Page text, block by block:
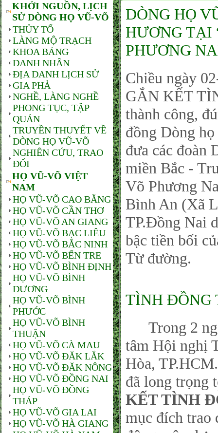
KHỞI NGUỒN, LỊCH
SỬ DÒNG HỌ VŨ-VÕ
THỦY TỔ
LÀNG MỘ TRẠCH
KHOA BẢNG
DANH NHÂN
ĐỊA DANH LỊCH SỬ
GIA PHẢ
NGHỀ, LÀNG NGHỀ
PHONG TỤC, TẬP
QUÁN
TRUYỀN THUYẾT VỀ
DÒNG HỌ VŨ-VÕ
NGHIÊN CỨU, TRAO
ĐỔI
HỌ VŨ-VÕ VIỆT
NAM
HỌ VŨ-VÕ CAO BẰNG
HỌ VŨ-VÕ CẦN THƠ
HỌ VŨ-VÕ AN GIANG
HỌ VŨ-VÕ BẠC LIÊU
HỌ VŨ-VÕ BẮC NINH
HỌ VŨ-VÕ BẾN TRE
HỌ VŨ-VÕ BÌNH ĐỊNH
HỌ VŨ-VÕ BÌNH
DƯƠNG
HỌ VŨ-VÕ BÌNH
PHƯỚC
HỌ VŨ-VÕ BÌNH
THUẬN
HỌ VŨ-VÕ CÀ MAU
HỌ VŨ-VÕ ĐĂK LẮK
HỌ VŨ-VÕ ĐĂK NÔNG
HỌ VŨ-VÕ ĐỒNG NAI
HỌ VŨ-VÕ ĐỒNG
THÁP
HỌ VŨ-VÕ GIA LAI
HỌ VŨ-VÕ HÀ GIANG
DÒNG HỌ
HƯƠNG TẠI
PHƯƠNG
Chiều ngày
GẮN KẾT
thành công,
đồng Dòng
đưa các đoàn
miền Bắc -
Võ Phương
Bình An (Xã
TP.Đồng Nai
bậc tiền bối
Từ đường.
TÌNH ĐỒNG
Trong 2
tâm Hội nghị
Hòa,
đã long trọng
KẾT TÌNH
mục đích trao